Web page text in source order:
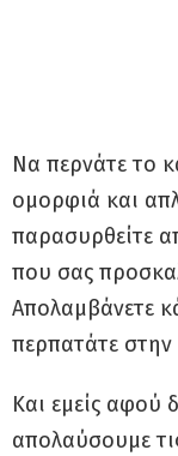
Να περνάτε το
ομορφιά και
παρασυρθείτε
που σας
Απολαμβάνετε
περπατάτε
Και εμείς αφού
απολαύσουμε